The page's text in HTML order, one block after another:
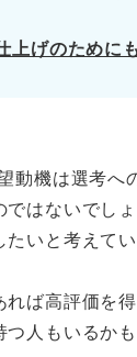
準を理解した
してもらう方
上げのために
動機は選考へ
はないでし
いと考えて
ば高評価を
人もいるかも